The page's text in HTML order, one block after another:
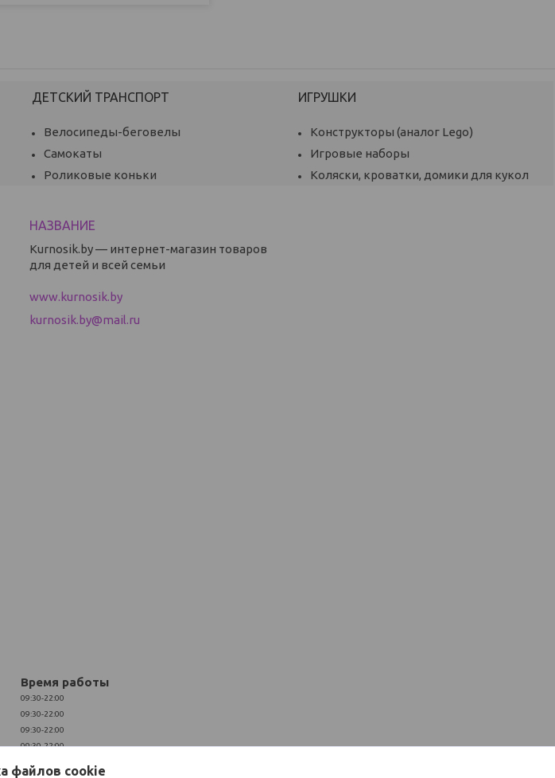
ДЕТСКИЙ ТРАНСПОРТ
Велосипеды-беговелы
Самокаты
Роликовые коньки
ИГРУШКИ
Конструкторы (аналог Lego)
Игровые наборы
Коляски, кроватки, домики для кукол
Kurnosik.by — интернет-магазин товаров
для детей и всей семьи
www.kurnosik.by
kurnosik.by@mail.ru
Время работы
09:30-22:00
09:30-22:00
09:30-22:00
09:30-22:00
файлов cookie